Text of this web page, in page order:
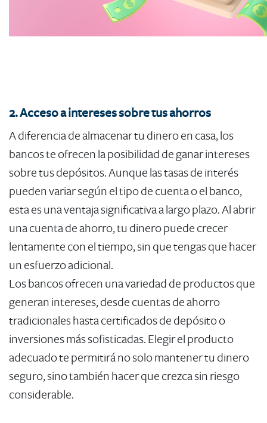
2. Acceso a intereses sobre tus ahorros
A diferencia de almacenar tu dinero en casa, los
bancos te ofrecen la posibilidad de ganar intereses
sobre tus depósitos. Aunque las tasas de interés
pueden variar según el tipo de cuenta o el banco,
esta es una ventaja significativa a largo plazo. Al abrir
una cuenta de ahorro, tu dinero puede crecer
lentamente con el tiempo, sin que tengas que hacer
un esfuerzo adicional.
Los bancos ofrecen una variedad de productos que
generan intereses, desde cuentas de ahorro
tradicionales hasta certificados de depósito o
inversiones más sofisticadas. Elegir el producto
adecuado te permitirá no solo mantener tu dinero
seguro, sino también hacer que crezca sin riesgo
considerable.